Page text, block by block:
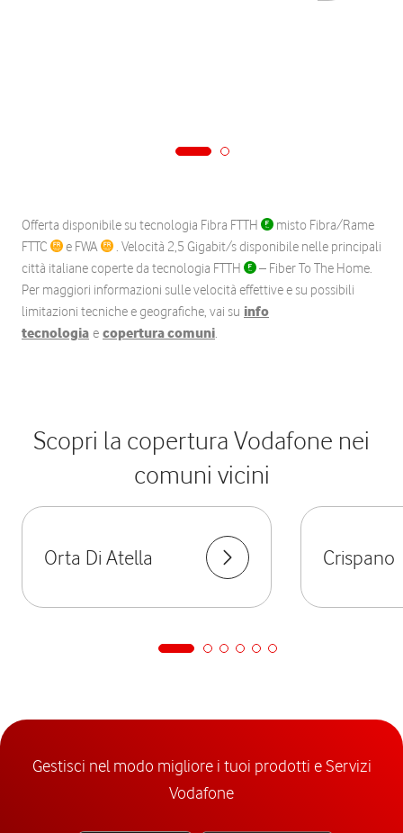
Offerta disponibile su tecnologia Fibra FTTH
misto Fibra/Rame
FTTC
e FWA
. Velocità 2,5 Gigabit/s disponibile nelle principali
città italiane coperte da tecnologia FTTH
– Fiber To The Home.
Per maggiori informazioni sulle velocità effettive e su possibili
limitazioni tecniche e geografiche, vai su info
tecnologia e copertura comuni.
Scopri la copertura Vodafone nei
comuni vicini
Orta Di Atella Crispano
Gestisci nel modo migliore i tuoi prodotti e Servizi
Vodafone